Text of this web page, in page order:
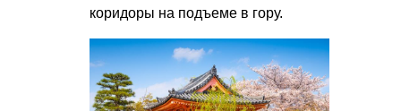
коридоры на подъеме в гору.